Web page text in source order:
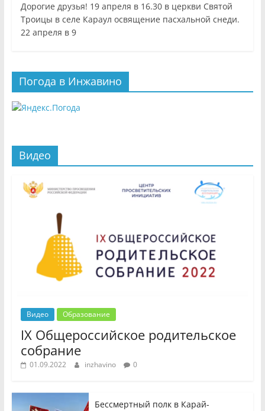
Дорогие друзья! 19 апреля в 16.30 в церкви Святой
Троицы в селе Караул освящение пасхальной снеди.
22 апреля в 9
Погода в Инжавино
Видео
Видео Образование
IX Общероссийское родительское
собрание
01.09.2022 inzhavino 0
Бессмертный полк в Карай-